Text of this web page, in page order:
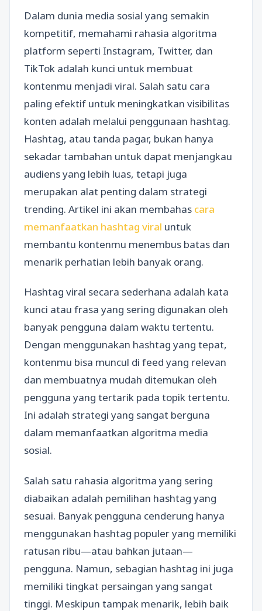
Dalam dunia media sosial yang semakin
kompetitif, memahami rahasia algoritma
platform seperti Instagram, Twitter, dan
TikTok adalah kunci untuk membuat
kontenmu menjadi viral. Salah satu cara
paling efektif untuk meningkatkan visibilitas
konten adalah melalui penggunaan hashtag.
Hashtag, atau tanda pagar, bukan hanya
sekadar tambahan untuk dapat menjangkau
audiens yang lebih luas, tetapi juga
merupakan alat penting dalam strategi
trending. Artikel ini akan membahas cara
memanfaatkan hashtag viral untuk
membantu kontenmu menembus batas dan
menarik perhatian lebih banyak orang.
Hashtag viral secara sederhana adalah kata
kunci atau frasa yang sering digunakan oleh
banyak pengguna dalam waktu tertentu.
Dengan menggunakan hashtag yang tepat,
kontenmu bisa muncul di feed yang relevan
dan membuatnya mudah ditemukan oleh
pengguna yang tertarik pada topik tertentu.
Ini adalah strategi yang sangat berguna
dalam memanfaatkan algoritma media
sosial.
Salah satu rahasia algoritma yang sering
diabaikan adalah pemilihan hashtag yang
sesuai. Banyak pengguna cenderung hanya
menggunakan hashtag populer yang memiliki
ratusan ribu—atau bahkan jutaan—
pengguna. Namun, sebagian hashtag ini juga
memiliki tingkat persaingan yang sangat
tinggi. Meskipun tampak menarik, lebih baik